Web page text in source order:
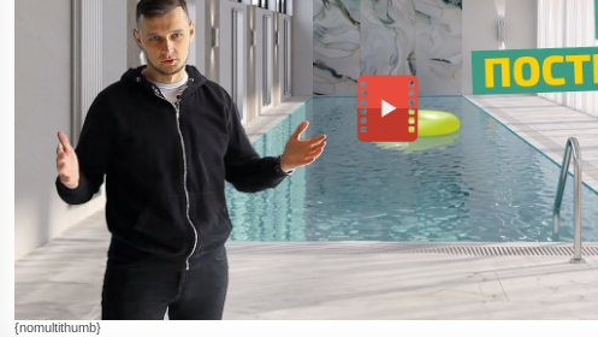
{nomultithumb}